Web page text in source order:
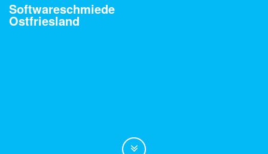
Softwareschmiede
Ostfriesland